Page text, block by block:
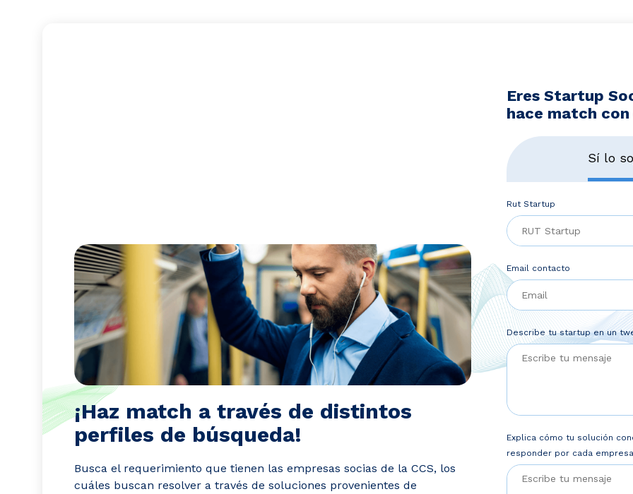
¡Haz match a través de distintos
perfiles de búsqueda!
Busca el requerimiento que tienen las empresas socias de la CCS, los
cuáles buscan resolver a través de soluciones provenientes de
Eres Startup
hace match
Sí lo
Rut Startup
Email contacto
Describe tu startup en un
Explica cómo tu solución
responder por cada